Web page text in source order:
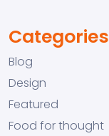
Categories
Blog
Design
Featured
Food for thought